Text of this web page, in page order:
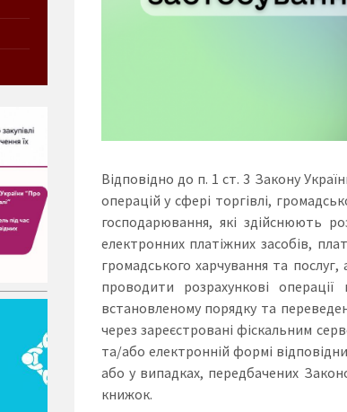
Відповідно до п. 1 ст. 3 Закону
операцій у сфері торгівлі,
господарювання, які здійснюють
електронних платіжних засобів,
громадського харчування та послуг,
проводити розрахункові
встановленому порядку та
через зареєстровані фіскальним
та/або електронній формі
або у випадках, передбачених
книжок.